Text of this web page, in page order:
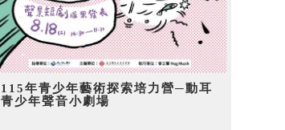
115年青少年藝術探索培力營─動耳
青少年聲音小劇場